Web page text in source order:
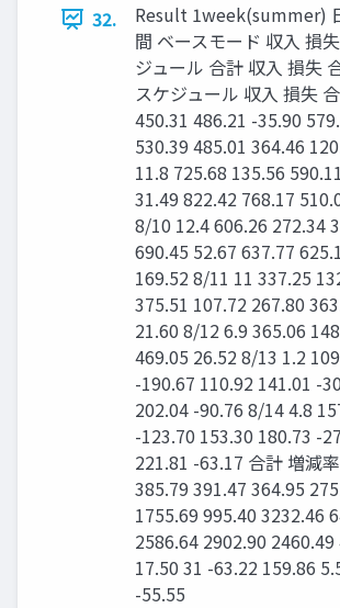
32.
Result 1week(summer)
間 ベースモード 収入 損
ジュール 合計 収入 損失
スケジュール 収入 損失
450.31 486.21 -35.90
530.39 485.01 364.46
11.8 725.68 135.56
31.49 822.42 768.17
8/10 12.4 606.26 272.34
690.45 52.67 637.77
169.52 8/11 11 337.25
375.51 107.72 267.80
21.60 8/12 6.9 365.06
469.05 26.52 8/13 1.2
-190.67 110.92 141.01 -
202.04 -90.76 8/14 4.8
-123.70 153.30 180.73 -
221.81 -63.17 合計 増減
385.79 391.47 364.95
1755.69 995.40 3232.46
2586.64 2902.90 2460.49
17.50 31 -63.22 159.86
-55.55